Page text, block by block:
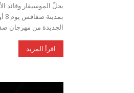
يحلّ الموسيقار وقائد
الجديدة من مهرجان
اقرأ المزيد